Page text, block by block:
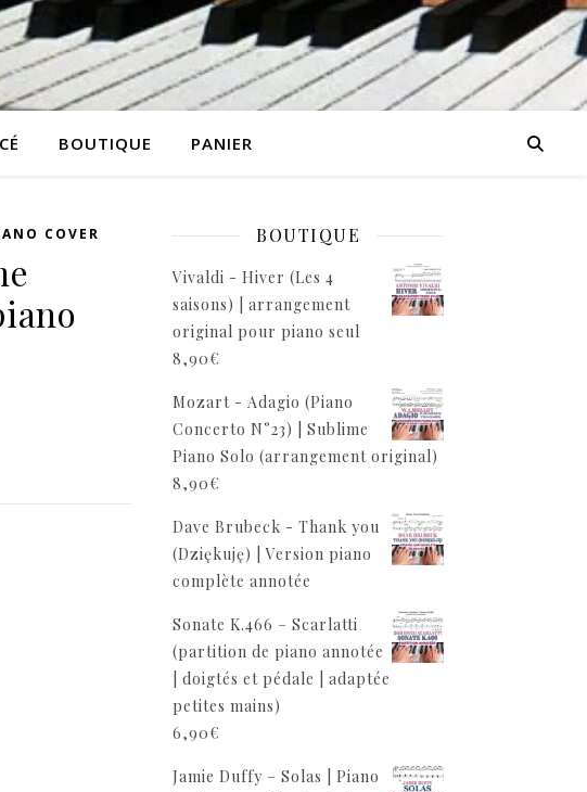
BOUTIQUE PANIER
COVER BOUTIQUE
Vivaldi - Hiver (Les 4
saisons) | arrangement
original pour piano seul
8,90€
Mozart - Adagio (Piano
Concerto N°23) | Sublime
Piano Solo (arrangement original)
8,90€
Dave Brubeck - Thank you
(Dziękuję) | Version piano
complète annotée
Sonate K.466 – Scarlatti
(partition de piano annotée
| doigtés et pédale | adaptée
petites mains)
6,90€
Jamie Duffy – Solas | Piano